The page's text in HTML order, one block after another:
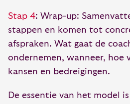
Stap 4: Wrap-up:
stappen en komen tot
afspraken. Wat gaat de
ondernemen, wanneer, hoe
kansen en bedreigingen.
De essentie van het model